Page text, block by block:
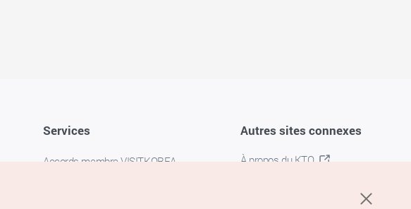
Services
Accords membre VISITKOREA
Autres sites connexes
À propos du KTO